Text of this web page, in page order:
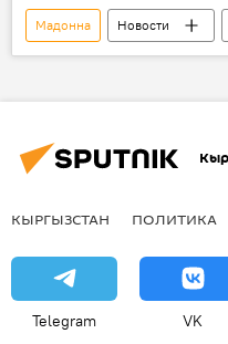
Мадонна Новости
В мире
Лондон
КЫРГЫЗСТАН ПОЛИТИКА
Telegram VK